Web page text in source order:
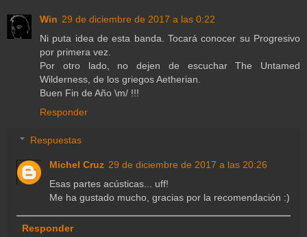
Win 29 de diciembre de 2017 a las 0:22
Ni puta idea de esta banda. Tocará conocer su Progresivo
por primera vez.
Por otro lado, no dejen de escuchar The Untamed
Wilderness, de los griegos Aetherian.
Buen Fin de Año \m/ !!!
Responder
Respuestas
Michel Cruz 29 de diciembre de 2017 a las 20:26
Esas partes acústicas... uff!
Me ha gustado mucho, gracias por la recomendación :)
Responder